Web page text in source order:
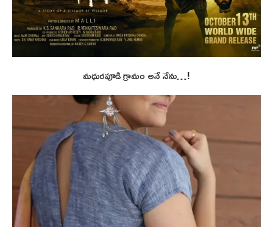
మధురపూడి గ్రామం అనే నేను…!